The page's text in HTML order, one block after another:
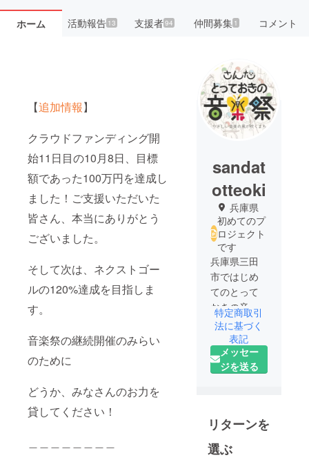
ホーム 活動報告13 支援者94 仲間募集 1 コメント
【追加情報】
クラウドファンディング開
始11日目の10月8日、目標
額であった100万円を達成し
ました！ご支援いただいた
皆さん、本当にありがとう
ございました。
そして次は、ネクストゴー
ルの120%達成を目指しま
す。
音楽祭の継続開催のみらい
のために
どうか、みなさんのお力を
貸してください！
sandat
otteoki
兵庫県
初めてのプ
ロジェクト
です
兵庫県三田
市ではじめ
てのとって
おきの音楽
祭を開催し
ます！
バリアフ
リーがみな
動していき
ます。
特定商取引
法に基づく
表記
メッセー
ジを送る
リターンを
選ぶ